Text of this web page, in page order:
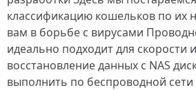
классификацию кошельков по их
вам в борьбе с вирусами
идеально подходит для скорости
восстановление данных с NAS
выполнить по беспроводной